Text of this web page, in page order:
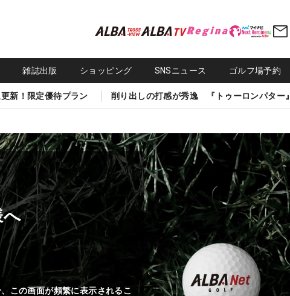
雑誌出版 ショッピング SNSニュース ゴルフ場予約
新！限定優待プラン 削り出しの打感が秀逸 『トゥーロンパター』
この画面が頻繁に表示されるこ